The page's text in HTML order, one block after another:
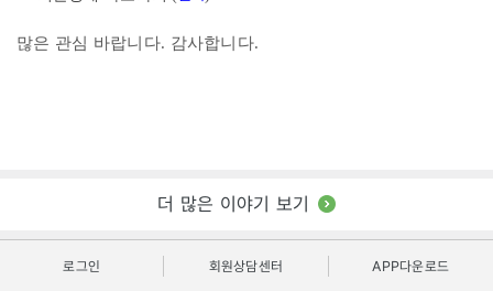
많은 관심 바랍니다. 감사합니다.
더 많은 이야기 보기
로그인 회원상담센터 APP다운로드